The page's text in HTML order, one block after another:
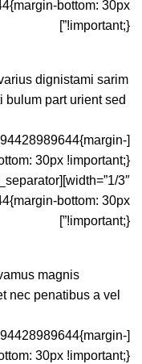
bottom: 30px
!important;}”]
dignistami sarim
bulum part urient sed
3″][vc_separator
bottom: 30px
!important;}”]
magnis
nec penatibus a vel